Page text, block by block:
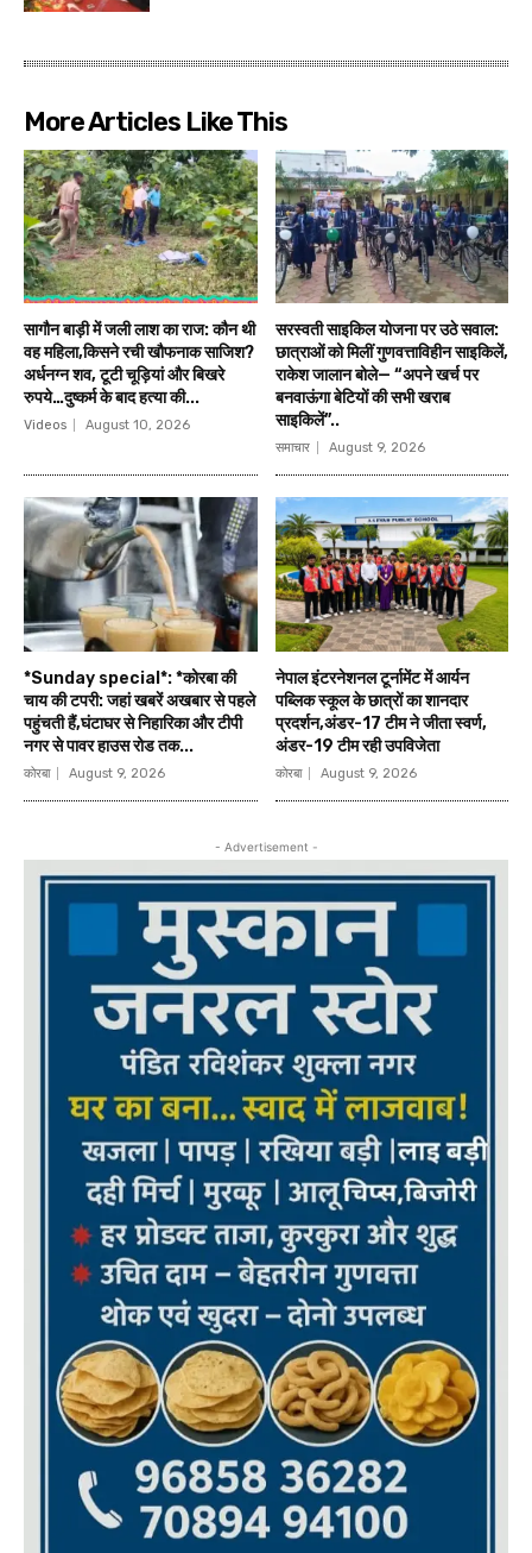
More Articles Like This
सागौन बाड़ी में जली लाश का राज: कौन थी
वह महिला,किसने रची खौफनाक साजिश?
अर्धनग्न शव, टूटी चूड़ियां और बिखरे
रुपये…दुष्कर्म के बाद हत्या की...
Videos August 10, 2026
सरस्वती साइकिल योजना पर उठे सवाल:
छात्राओं को मिलीं गुणवत्ताविहीन साइकिलें,
राकेश जालान बोले— “अपने खर्च पर
बनवाऊंगा बेटियों की सभी खराब
साइकिलें”..
समाचार August 9, 2026
*Sunday special*: *कोरबा की
चाय की टपरी: जहां खबरें अखबार से पहले
पहुंचती हैं,घंटाघर से निहारिका और टीपी
नगर से पावर हाउस रोड तक...
कोरबा August 9, 2026
नेपाल इंटरनेशनल टूर्नामेंट में आर्यन
पब्लिक स्कूल के छात्रों का शानदार
प्रदर्शन,अंडर-17 टीम ने जीता स्वर्ण,
अंडर-19 टीम रही उपविजेता
कोरबा August 9, 2026
- Advertisement -